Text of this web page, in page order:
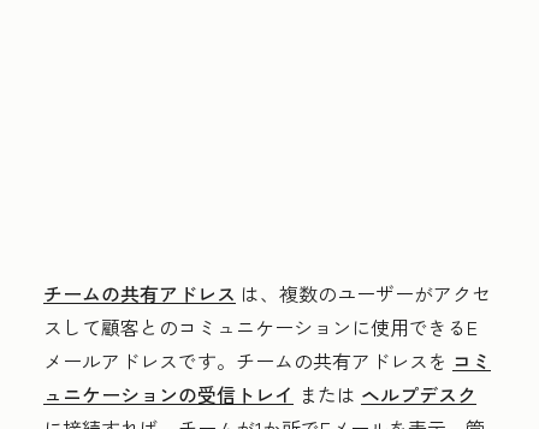
チームの共有アドレス は、複数のユーザーがアクセ
スして顧客とのコミュニケーションに使用できるE
メールアドレスです。チームの共有アドレスを コミ
ュニケーションの受信トレイ または ヘルプデスク